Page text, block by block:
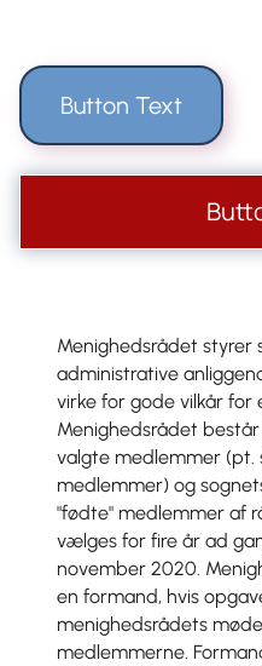
Button Text
Menighedsrådet styrer
administrative
virke for gode vilkår for
Menighedsrådet består
valgte medlemmer (pt.
medlemmer) og
"fødte" medlemmer af
vælges for fire år ad
november 2020.
en formand, hvis
menighedsrådets
medlemmerne.